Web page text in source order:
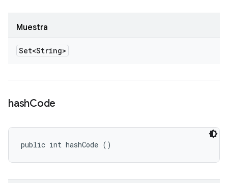
Muestra
Set<String>
hashCode
public int hashCode ()